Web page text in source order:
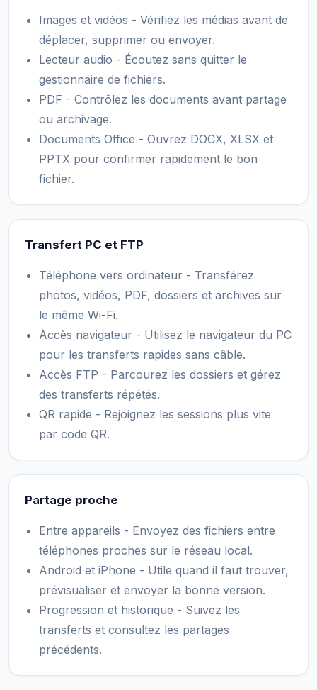
Images et vidéos - Vérifiez les médias avant de
déplacer, supprimer ou envoyer.
Lecteur audio - Écoutez sans quitter le
gestionnaire de fichiers.
PDF - Contrôlez les documents avant partage
ou archivage.
Documents Office - Ouvrez DOCX, XLSX et
PPTX pour confirmer rapidement le bon
fichier.
Transfert PC et FTP
Téléphone vers ordinateur - Transférez
photos, vidéos, PDF, dossiers et archives sur
le même Wi-Fi.
Accès navigateur - Utilisez le navigateur du PC
pour les transferts rapides sans câble.
Accès FTP - Parcourez les dossiers et gérez
des transferts répétés.
QR rapide - Rejoignez les sessions plus vite
par code QR.
Partage proche
Entre appareils - Envoyez des fichiers entre
téléphones proches sur le réseau local.
Android et iPhone - Utile quand il faut trouver,
prévisualiser et envoyer la bonne version.
Progression et historique - Suivez les
transferts et consultez les partages
précédents.